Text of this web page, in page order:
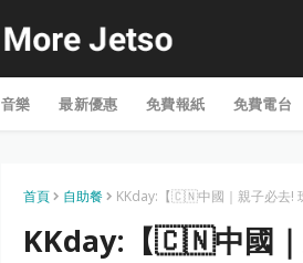
音樂 最新優惠 免費報紙 免費電台
首頁 自助餐 KKday:【🇨🇳中國｜親子必去!
KKday:【🇨🇳中國｜